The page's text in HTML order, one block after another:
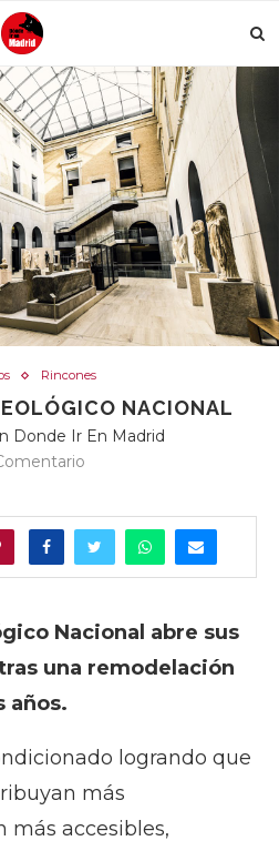
Rincones
NACIONAL
Donde Ir En Madrid
Nacional abre sus
una remodelación
años.
logrando que
más
más accesibles,